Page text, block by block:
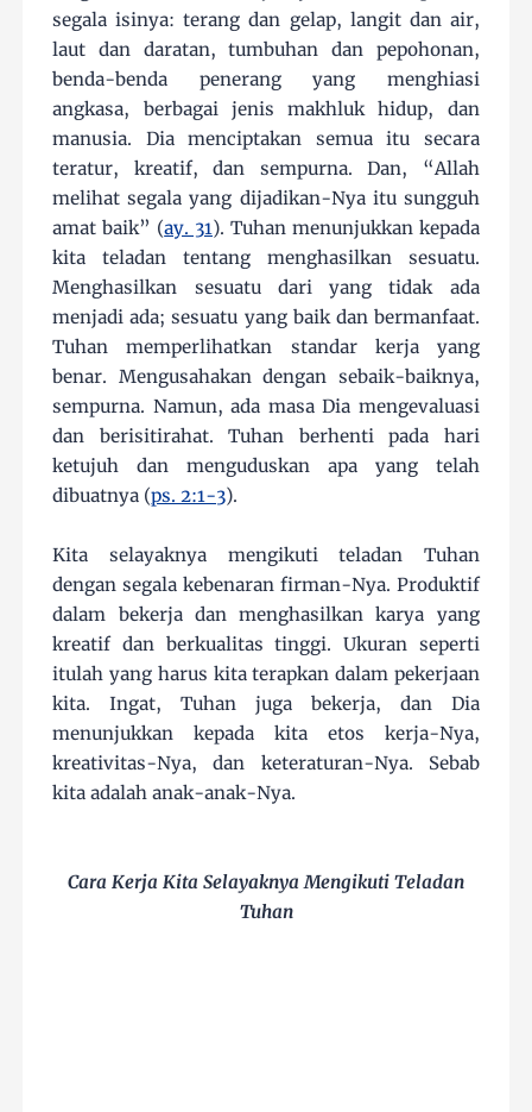
segala isinya: terang dan gelap, langit dan air,
laut dan daratan, tumbuhan dan pepohonan,
benda-benda penerang yang menghiasi
angkasa, berbagai jenis makhluk hidup, dan
manusia. Dia menciptakan semua itu secara
teratur, kreatif, dan sempurna. Dan, “Allah
melihat segala yang dijadikan-Nya itu sungguh
amat baik” (ay. 31). Tuhan menunjukkan kepada
kita teladan tentang menghasilkan sesuatu.
Menghasilkan sesuatu dari yang tidak ada
menjadi ada; sesuatu yang baik dan bermanfaat.
Tuhan memperlihatkan standar kerja yang
benar. Mengusahakan dengan sebaik-baiknya,
sempurna. Namun, ada masa Dia mengevaluasi
dan berisitirahat. Tuhan berhenti pada hari
ketujuh dan menguduskan apa yang telah
dibuatnya (ps. 2:1-3).
Kita selayaknya mengikuti teladan Tuhan
dengan segala kebenaran firman-Nya. Produktif
dalam bekerja dan menghasilkan karya yang
kreatif dan berkualitas tinggi. Ukuran seperti
itulah yang harus kita terapkan dalam pekerjaan
kita. Ingat, Tuhan juga bekerja, dan Dia
menunjukkan kepada kita etos kerja-Nya,
kreativitas-Nya, dan keteraturan-Nya. Sebab
kita adalah anak-anak-Nya.
Cara Kerja Kita Selayaknya Mengikuti Teladan
Tuhan